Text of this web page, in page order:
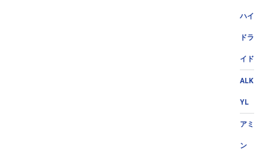
ハイ
ドラ
イド
ALK
YL
アミ
ン